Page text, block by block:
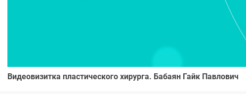
Видеовизитка пластического хирурга. Бабаян Гайк Павлович